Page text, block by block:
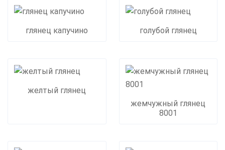
глянец капучино голубой глянец
желтый глянец
жемчужный глянец
8001